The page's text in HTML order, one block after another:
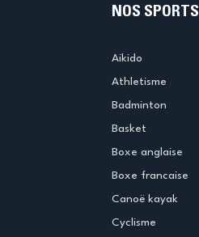
NOS SPORTS
Aikido
Athletisme
Badminton
Basket
Boxe anglaise
Boxe francaise
Canoë kayak
Cyclisme